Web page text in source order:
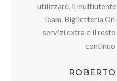
utilizzare, il
Team. Biglietteria
servizi extra e il
continuo